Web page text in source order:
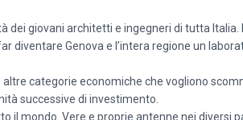
giovani architetti e ingegneri di tutta Italia.
diventare Genova e l’intera regione un
altre categorie economiche che vogliono
successive di investimento.
il mondo. Vere e proprie antenne nei diversi